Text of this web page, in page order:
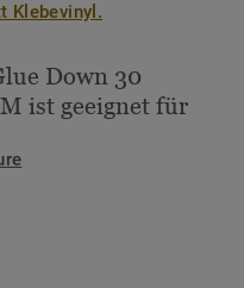
Klebevinyl.
Down 30
ist geeignet für